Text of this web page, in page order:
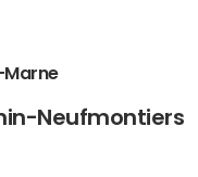
Marne
Neufmontiers